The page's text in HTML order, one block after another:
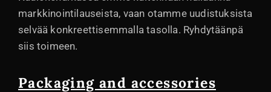
markkinointilauseista, vaan otamme uudistuksista
selvää konkreettisemmalla tasolla. Ryhdytäänpä
siis toimeen.
Packaging and accessories